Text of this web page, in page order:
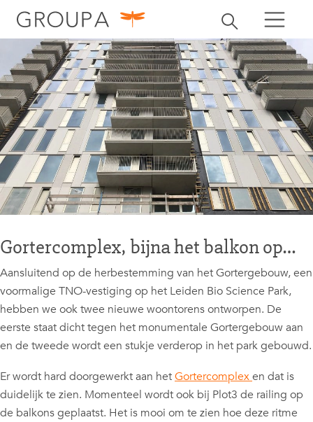
Zoekbalk
zoeken zoeken
Gortercomplex, bijna het balkon op…
Aansluitend op de herbestemming van het Gortergebouw, een
voormalige TNO-vestiging op het Leiden Bio Science Park,
hebben we ook twee nieuwe woontorens ontworpen. De
eerste staat dicht tegen het monumentale Gortergebouw aan
en de tweede wordt een stukje verderop in het park gebouwd.
Er wordt hard doorgewerkt aan hetGortercomplexen dat is
duidelijk te zien. Momenteel wordt ook bij Plot3 de railing op
de balkons geplaatst. Het is mooi om te zien hoe deze ritme